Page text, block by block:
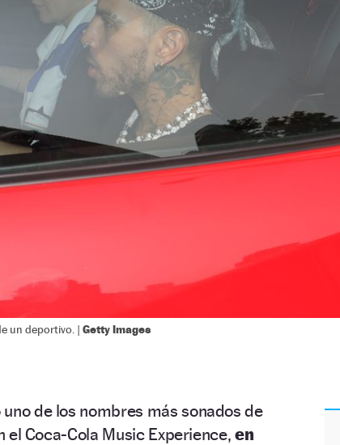
un deportivo. | Getty Images
de los nombres más sonados de
el Coca-Cola Music Experience,en